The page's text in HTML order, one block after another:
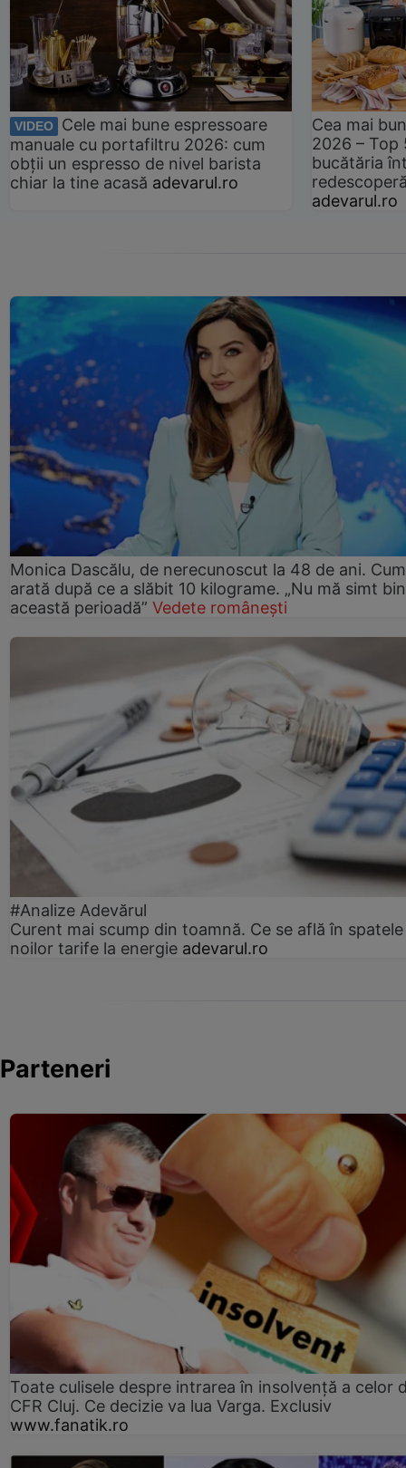
VIDEO
Cele mai bune espressoare
manuale cu portafiltru 2026: cum
obții un espresso de nivel barista
chiar la tine acasă adevarul.ro
Cea mai
2026 –
bucătăria
adevarul.ro
Monica Dascălu, de nerecunoscut la 48 de ani. Cum
arată după ce a slăbit 10 kilograme. „Nu mă simt
această perioadă” Vedete românești
#Analize Adevărul
Curent mai scump din toamnă. Ce se află în spatele
noilor tarife la energie adevarul.ro
Parteneri
Toate culisele despre intrarea în insolvență a celor
CFR Cluj. Ce decizie va lua Varga. Exclusiv
www.fanatik.ro